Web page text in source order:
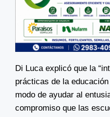
Di Luca explicó que la
prácticas de la
modo de ayudar al
compromiso que las